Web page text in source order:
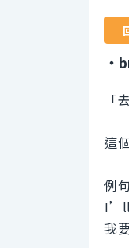
・
「
這
例
I’ll
我